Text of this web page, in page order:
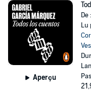
Aperçu
De :
Lu